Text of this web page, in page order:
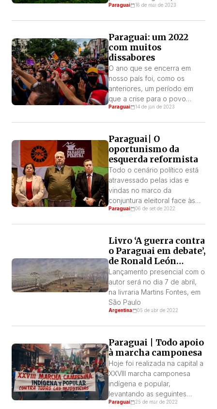
a volta de Lula ao poder. A
de até 16,71 dólares
kilowatt/mês e embora esta
redução possa parecer
positiva para o Paraguai, na
realidade está muito longe
disso. Por: […]
Paraguai 16 de mai de 2023
Paraguai: um 2022
com muitos
dissabores
O ano que se encerra em
nosso país foi, como os
anteriores, um período em
que a crise para o povo
trabalhador continuou a se
efeitos mais dramáticos da
pandemia, os efeitos
posteriores da pandemia
foram fortemente sentidos,
especialmente na esfera
econômica. Por: PT-Paraguai
Quanto à […]
Paraguai 14 de jan de 2023
Paraguai| O
oportunismo da
esquerda reformista
Todo o cenário político está
atravessado pelas idas e
vindas no marco da
conjuntura eleitoral face às
eleições gerais do ano que
podre Partido Colorado, o
que acontece na oposição
não deixa de ser
escandaloso pelo nível de
capitulação política da
esquerda. Por: PT Paraguai
[…]
Paraguai 06 de set de 2022
Livro ‘A guerra contra
o Paraguai em debate’,
de Ronald León
Núñez, ganha edição
em português
Lançamento presencial com o
autor será no dia 7 de abril,
na livraria Martins Fontes, em
São Paulo
Argentina 05 de abr de 2022
Paraguai | Todo apoio
à marcha camponesa
Hoje foi realizada na capital a
XXVIII marcha camponesa
indígena e popular,
levantando as seguintes
demandas: 1) Revogação da
Paraguai 25 de mar de 2022